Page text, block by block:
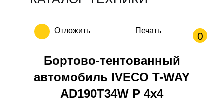
Контактні телефони:
ЗАДАТЬ ВОПРОС ua ru
Отложить Печать 0
Бортово-тентованный
автомобиль IVECO T-WAY
AD190T34W Р 4х4